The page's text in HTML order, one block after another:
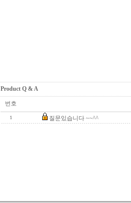
Product Q & A
번호
1 질문있습니다 ~~^^